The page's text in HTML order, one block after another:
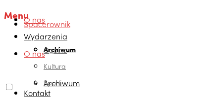
O nas
Archiwum
Spacerownik
O nas
Archiwum
Menu
Wydarzenia
Ogólne
Kultura
Sport
Kontakt